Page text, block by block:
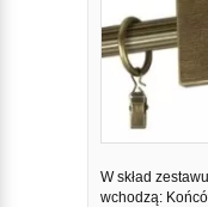
W skład
wchodzą: